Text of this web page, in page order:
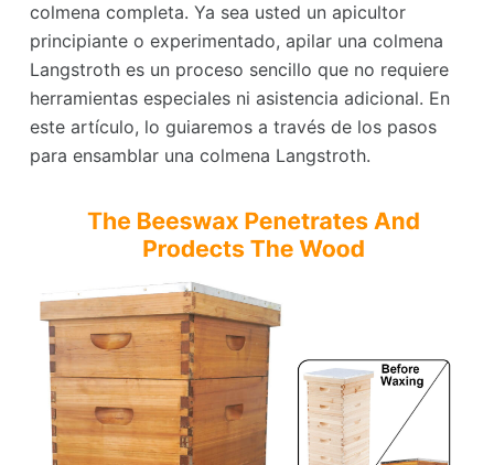
colmena completa. Ya sea usted un apicultor
principiante o experimentado, apilar una colmena
Langstroth es un proceso sencillo que no requiere
herramientas especiales ni asistencia adicional. En
este artículo, lo guiaremos a través de los pasos
para ensamblar una colmena Langstroth.